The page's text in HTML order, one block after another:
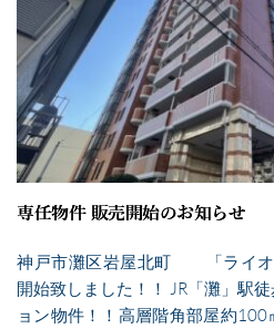
専任物件 販売開始のお知らせ
神戸市灘区岩屋北町 「ライオ
開始致しました！！ JR「灘」駅
ョン物件！！高層階角部屋約